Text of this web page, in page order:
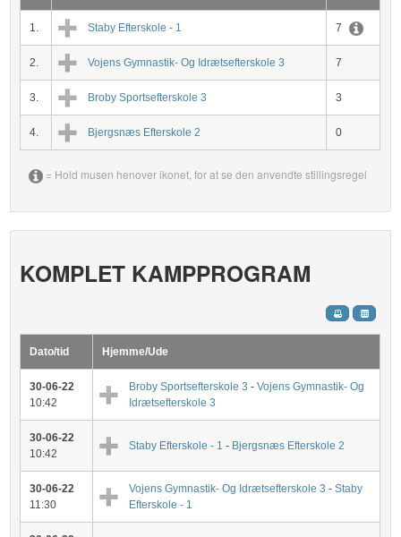
1. Staby Efterskole - 1 7
2. Vojens Gymnastik- Og Idrætsefterskole 3 7
3. Broby Sportsefterskole 3 3
4. Bjergsnæs Efterskole 2 0
= Hold musen henover ikonet, for at se den anvendte stillingsregel
KOMPLET KAMPPROGRAM
Dato/tid Hjemme/Ude
30-06-22
10:42
Broby Sportsefterskole 3 -Vojens Gymnastik- Og
Idrætsefterskole 3
30-06-22
10:42
Staby Efterskole - 1 - Bjergsnæs Efterskole 2
30-06-22
11:30
Vojens Gymnastik- Og Idrætsefterskole 3 -Staby
Efterskole - 1